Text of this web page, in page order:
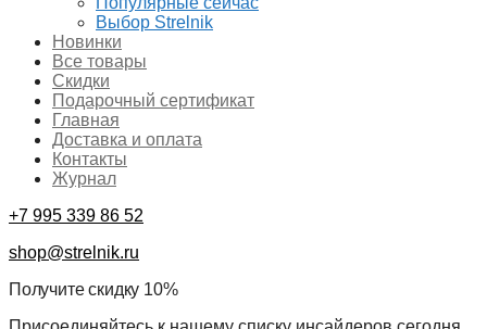
Выбор Strelnik
Новинки
Все товары
Скидки
Подарочный сертификат
Главная
Доставка и оплата
Контакты
Журнал
+7 995 339 86 52
shop@strelnik.ru
Получите скидку 10%